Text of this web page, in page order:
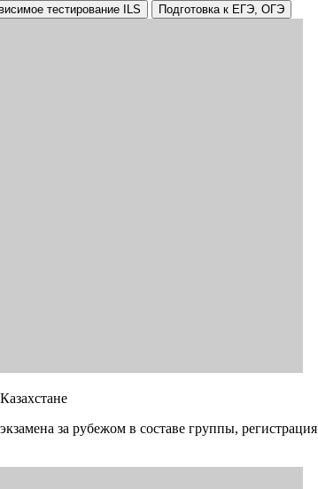
тестирование ILS Подготовка к ЕГЭ, ОГЭ
за рубежом в составе группы,